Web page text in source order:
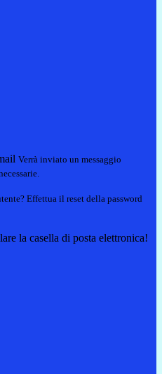
Verrà inviato un messaggio
Effettua il reset della password
la casella di posta elettronica!